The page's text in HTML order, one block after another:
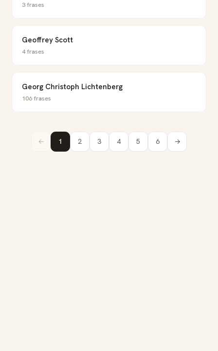
3 frases
Geoffrey Scott
4 frases
Georg Christoph Lichtenberg
106 frases
← 1 2 3 4 5 6 →